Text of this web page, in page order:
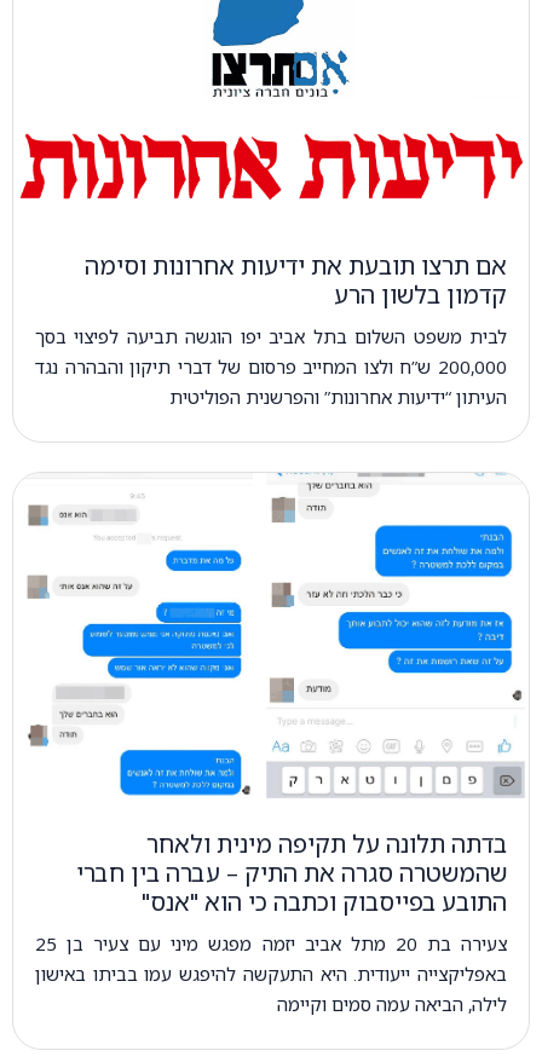
אם תרצו תובעת את ידיעות אחרונות וסימה
קדמון בלשון הרע
לבית משפט השלום בתל אביב יפו הוגשה תביעה לפיצוי בסך
200,000 ש”ח ולצו המחייב פרסום של דברי תיקון והבהרה נגד
העיתון “ידיעות אחרונות” והפרשנית הפוליטית
בדתה תלונה על תקיפה מינית ולאחר
שהמשטרה סגרה את התיק – עברה בין חברי
התובע בפייסבוק וכתבה כי הוא "אנס"
צעירה בת 20 מתל אביב יזמה מפגש מיני עם צעיר בן 25
באפליקצייה ייעודית. היא התעקשה להיפגש עמו בביתו באישון
לילה, הביאה עמה סמים וקיימה